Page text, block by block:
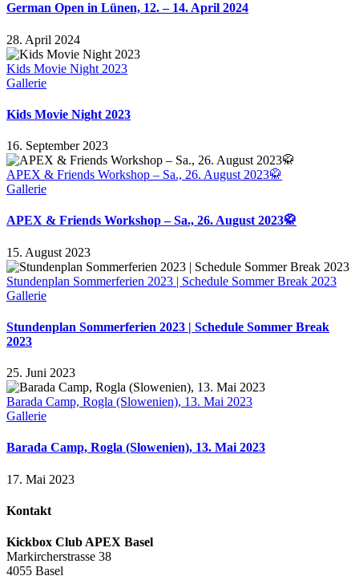
German Open in Lünen, 12. – 14. April 2024
28. April 2024
Kids Movie Night 2023
Gallerie
Kids Movie Night 2023
16. September 2023
APEX & Friends Workshop – Sa., 26. August 2023🥋
Gallerie
APEX & Friends Workshop – Sa., 26. August 2023🥋
15. August 2023
Stundenplan Sommerferien 2023 | Schedule Sommer Break 2023
Gallerie
Stundenplan Sommerferien 2023 | Schedule Sommer Break
2023
25. Juni 2023
Barada Camp, Rogla (Slowenien), 13. Mai 2023
Gallerie
Barada Camp, Rogla (Slowenien), 13. Mai 2023
17. Mai 2023
Kontakt
Kickbox Club APEX Basel
Markircherstrasse 38
4055 Basel